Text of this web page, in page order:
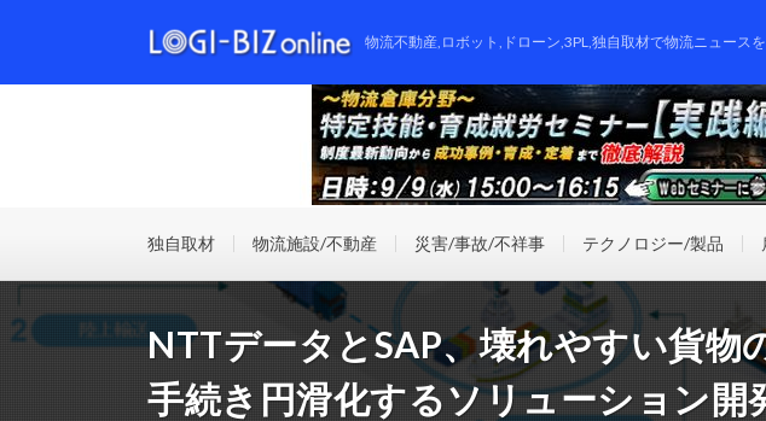
物流不動産,ロボット,ドローン,3PL,独自取材で物流ニュース
独自取材 物流施設/不動産 災害/事故/不祥事 テクノロジー/製品
NTTデータとSAP、壊れやすい貨物
手続き円滑化するソリューション開